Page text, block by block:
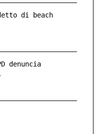
di beach
denuncia